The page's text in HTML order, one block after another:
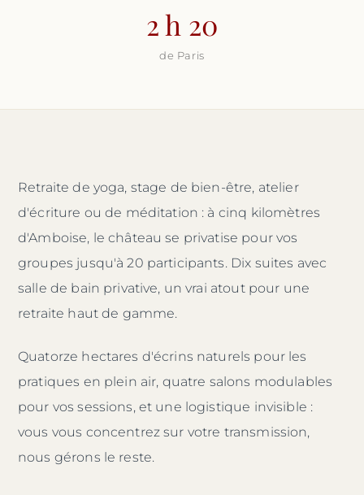
2 h 20
de Paris
Retraite de yoga, stage de bien-être, atelier
d'écriture ou de méditation : à cinq kilomètres
d'Amboise, le château se privatise pour vos
groupes jusqu'à 20 participants. Dix suites avec
salle de bain privative, un vrai atout pour une
retraite haut de gamme.
Quatorze hectares d'écrins naturels pour les
pratiques en plein air, quatre salons modulables
pour vos sessions, et une logistique invisible :
vous vous concentrez sur votre transmission,
nous gérons le reste.